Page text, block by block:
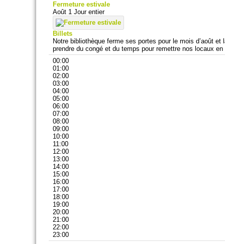
Fermeture estivale
Août 1 Jour entier
Billets
Notre bibliothèque ferme ses portes pour le mois d’août
prendre du congé et du temps pour remettre nos locaux
00:00
01:00
02:00
03:00
04:00
05:00
06:00
07:00
08:00
09:00
10:00
11:00
12:00
13:00
14:00
15:00
16:00
17:00
18:00
19:00
20:00
21:00
22:00
23:00